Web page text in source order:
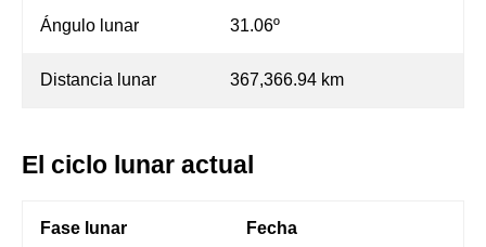
Ángulo lunar 31.06º
Distancia lunar 367,366.94 km
El ciclo lunar actual
Fase lunar Fecha